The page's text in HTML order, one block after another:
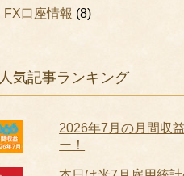
FX口座情報 (8)
人気記事ランキング
2026年7月の月間収
ー！